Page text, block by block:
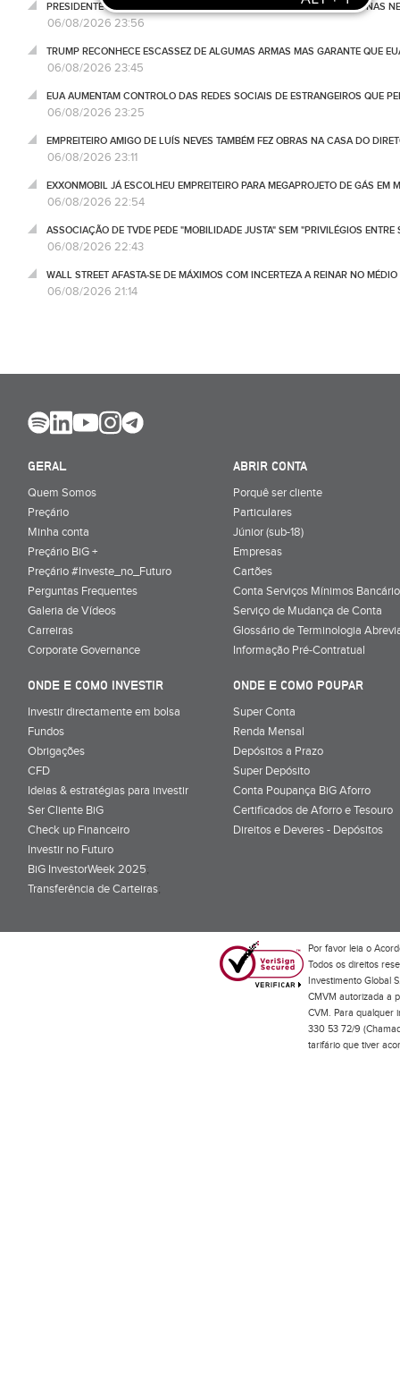
PRESIDENTE DO PARLAMENTO IRANIANO CRITICA "TEATRO" DOS EUA NAS
06/08/2026 23:56
TRUMP RECONHECE ESCASSEZ DE ALGUMAS ARMAS MAS GARANTE QUE
06/08/2026 23:45
EUA AUMENTAM CONTROLO DAS REDES SOCIAIS DE ESTRANGEIROS QUE
06/08/2026 23:25
EMPREITEIRO AMIGO DE LUÍS NEVES TAMBÉM FEZ OBRAS NA CASA DO
06/08/2026 23:11
EXXONMOBIL JÁ ESCOLHEU EMPREITEIRO PARA MEGAPROJETO DE GÁS EM
06/08/2026 22:54
ASSOCIAÇÃO DE TVDE PEDE "MOBILIDADE JUSTA" SEM "PRIVILÉGIOS ENTRE
06/08/2026 22:43
WALL STREET AFASTA-SE DE MÁXIMOS COM INCERTEZA A REINAR NO
06/08/2026 21:14
GERAL
Quem Somos
Preçário
Minha conta
Preçário BiG +
Preçário #Investe_no_Futuro
Perguntas Frequentes
Galeria de Vídeos
Carreiras
Corporate Governance
ABRIR CONTA
Porquê ser cliente
Particulares
Júnior (sub-18)
Empresas
Cartões
Conta Serviços Mínimos
Serviço de Mudança de Conta
Glossário de Terminologia
Informação Pré-Contratual
ONDE E COMO INVESTIR
Investir directamente em bolsa
Fundos
Obrigações
CFD
Ideias & estratégias para investir
Ser Cliente BiG
Check up Financeiro
Investir no Futuro
BiG InvestorWeek 2025;
Transferência de Carteiras;
ONDE E COMO POUPAR
Super Conta
Renda Mensal
Depósitos a Prazo
Super Depósito
Conta Poupança BiG Aforro
Certificados de Aforro e Tesouro
Direitos e Deveres - Depósitos
Por favor leia o
Todos os direitos
Investimento Global
CMVM autorizada a
CVM. Para qualquer
330 53 72/9
tarifário que tiver